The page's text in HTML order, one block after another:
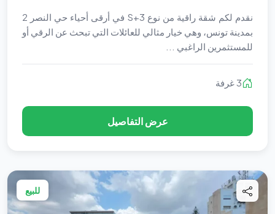
نقدم لكم شقة راقية من نوع S+3 في أرقى أحياء حي النصر 2
بمدينة تونس، وهي خيار مثالي للعائلات التي تبحث عن الرقي أو
للمستثمرين الراغبي ...
3 غرفة
عرض التفاصيل
للبيع